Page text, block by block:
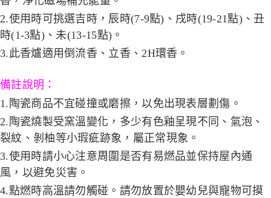
2.使用時可挑選吉時，辰時(7-9點)、戌時(19-21點)、丑
時(1-3點)、未(13-15點)。
3.此香爐適用倒流香、立香、2H環香。
備註說明：
1.陶瓷商品不宜碰撞或磨擦，以免出現表層劃傷。
2.陶瓷燒製受窯溫變化，多少有色釉呈現不同、氣泡、
裂紋、剝柚等小瑕疵跡象，屬正常現象。
3.使用時請小心注意周圍是否有易燃品並保持屋內通
風，以避免災害。
4.點燃時高溫請勿觸碰。請勿放置於嬰幼兒與寵物可摸